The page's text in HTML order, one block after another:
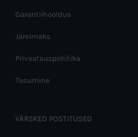
Garantiihooldus
Järelmaks
Privaatsuspoliitika
Tasumine
VÄRSKED POSTITUSED